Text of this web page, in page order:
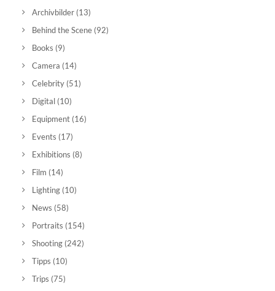
Archivbilder (13)
Behind the Scene (92)
Books (9)
Camera (14)
Celebrity (51)
Digital (10)
Equipment (16)
Events (17)
Exhibitions (8)
Film (14)
Lighting (10)
News (58)
Portraits (154)
Shooting (242)
Tipps (10)
Trips (75)